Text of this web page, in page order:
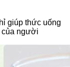
giúp thức uống
của người